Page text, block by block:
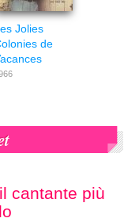
Jolies
de
cantante più